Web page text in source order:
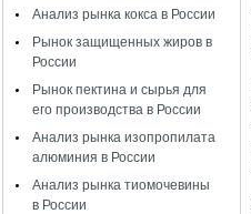
Анализ рынка кокса в России
Рынок защищенных жиров в
России
Рынок пектина и сырья для
его производства в России
Анализ рынка изопропилата
алюминия в России
Анализ рынка тиомочевины
в России